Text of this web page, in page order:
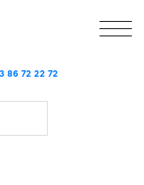
86 72 22 72